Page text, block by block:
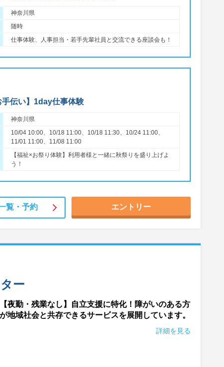
神奈川県
随時
仕事体験、人事担当・若手先輩社員と交流できる座談会も！
手伝い】1day仕事体験
神奈川県
10/04 10:00、10/18 11:00、10/18 11:30、10/24 11:00、
11/01 11:00、11/08 11:00
【福祉×お祭り体験】利用者様と一緒に秋祭りを盛り上げよ
う！
覧・ 予約 エントリー
ー
【夜勤・残業なし】自立支援に特化！障がいのある方
が地域社会と共存できるサービスを展開しています。
詳細を見る